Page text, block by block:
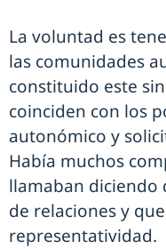
La voluntad es
las comunidades
constituido este
coinciden con los
autonómico y
Había muchos
llamaban diciendo
de relaciones y
representatividad.